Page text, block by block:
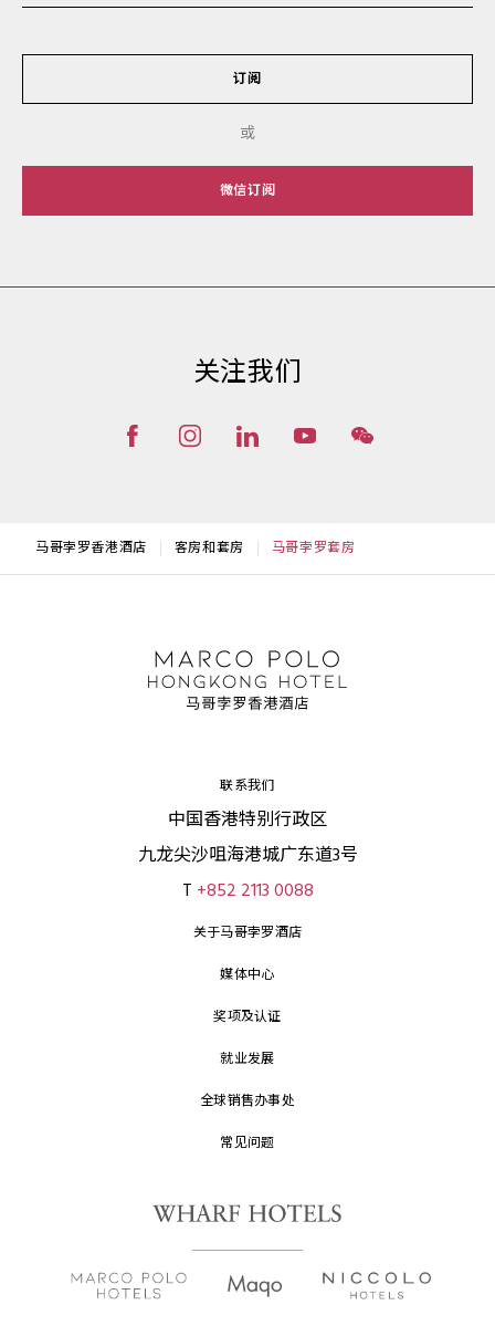
订阅
或
微信订阅
关注我们
马哥孛罗香港酒店 客房和套房 马哥孛罗套房
联系我们
中国香港特别行政区
九龙尖沙咀海港城广东道3号
T +852 2113 0088
关于马哥孛罗酒店
媒体中心
奖项及认证
就业发展
全球销售办事处
常见问题